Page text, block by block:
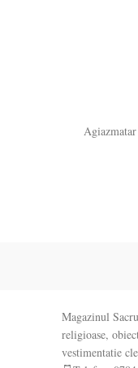
Magazinul
religioase,
vestimentatie